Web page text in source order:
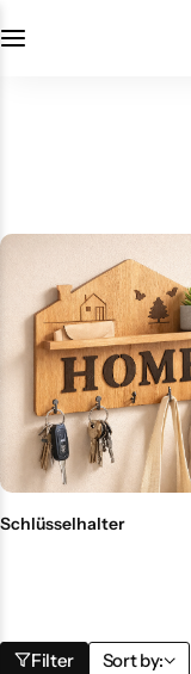
Schlüsselhalter
Filter Sort by: